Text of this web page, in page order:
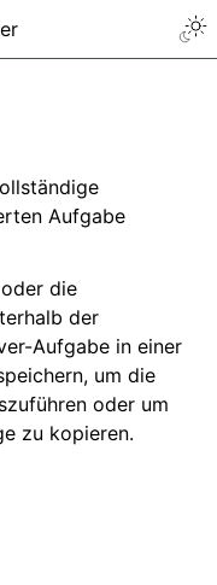
Aufgabe
die
der
Aufgabe in einer
um die
oder um
zu kopieren.